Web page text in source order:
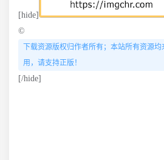
[hide]
©
下载资源版权归作者所有；本站所有资源
用，请支持正版！
[/hide]